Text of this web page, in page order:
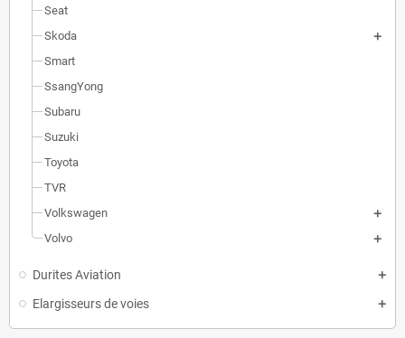
Seat
Skoda
Smart
SsangYong
Subaru
Suzuki
Toyota
TVR
Volkswagen
Volvo
Durites Aviation
Elargisseurs de voies